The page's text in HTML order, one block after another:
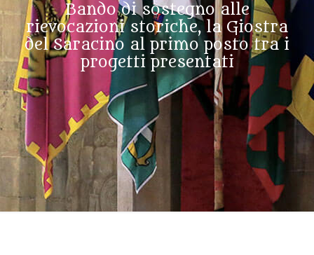
Bando di sostegno alle
rievocazioni storiche, la Giostra
del Saracino al primo posto tra i
progetti presentati